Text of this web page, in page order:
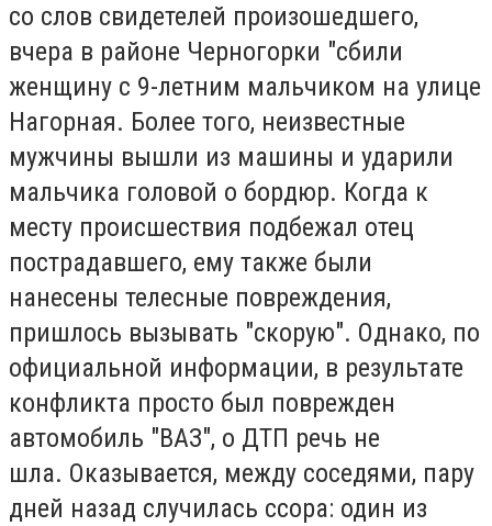
со слов свидетелей произошедшего,
вчера в районе Черногорки "сбили
женщину с 9-летним мальчиком на улице
Нагорная. Более того, неизвестные
мужчины вышли из машины и ударили
мальчика головой о бордюр. Когда к
месту происшествия подбежал отец
пострадавшего, ему также были
нанесены телесные повреждения,
пришлось вызывать "скорую". Однако, по
официальной информации, в результате
конфликта просто был поврежден
автомобиль "ВАЗ", о ДТП речь не
шла. Оказывается, между соседями, пару
дней назад случилась ссора: один из